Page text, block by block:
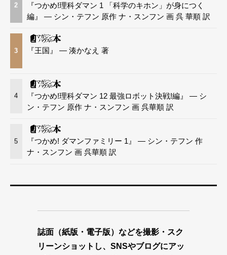
2
『つかめ!理科ダマン 1 「科学のキホン」が身につく
編』 — シン・テフン 原作 ナ・スンフン 画 呉 華順 訳
3 『王国』 — 湊かなえ 著
4
『つかめ!理科ダマン 12 最強ロボット決戦!編』 — シ
ン・テフン 原作 ナ・スンフン 画 呉華順 訳
5
『つかめ! ダマンファミリー 1』 — シン・テフン 作
ナ・スンフン 画 呉華順 訳
誌面（紙版・電子版）などを撮影・スク
リーンショットし、SNSやブログにアッ